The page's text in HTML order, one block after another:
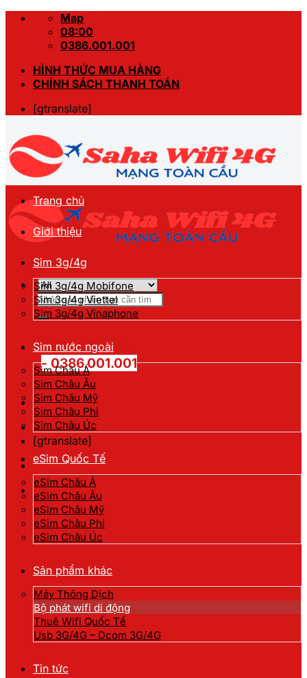
Skip
Map
08:00
0386.001.001
HÌNH THỨC MUA HÀNG
CHÍNH SÁCH THANH TOÁN
[gtranslate]
Tìm
kiếm:
Hotline đặt hàng
- 0386.001.001
[gtranslate]
Trang chủ
Giới thiệu
Sim 3g/4g
Sim 3g/4g Mobifone
Sim 3g/4g Viettel
Sim 3g/4g Vinaphone
Sim nước ngoài
Sim Châu Á
Sim Châu Âu
Sim Châu Mỹ
Sim Châu Phi
Sim Châu Úc
eSim Quốc Tế
eSim Châu Á
eSim Châu Âu
eSim Châu Mỹ
eSim Châu Phi
eSim Châu Úc
Sản phẩm khác
Máy Thông Dịch
Bộ phát wifi di động
Thuê Wifi Quốc Tế
Usb 3G/4G – Dcom 3G/4G
Tin tức